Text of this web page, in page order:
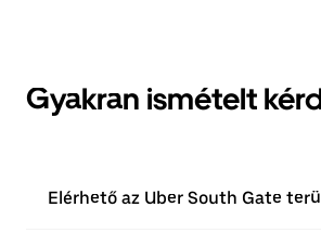
Gyakran ismételt
Elérhető az Uber South Gate